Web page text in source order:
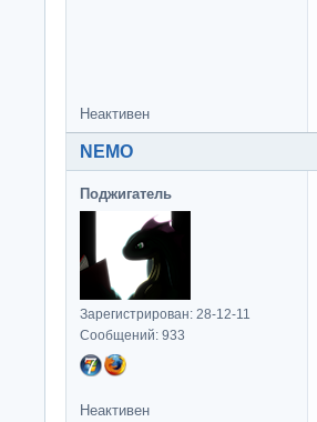
Неактивен
NEMO
Поджигатель
Зарегистрирован: 28-12-11
Сообщений: 933
Неактивен